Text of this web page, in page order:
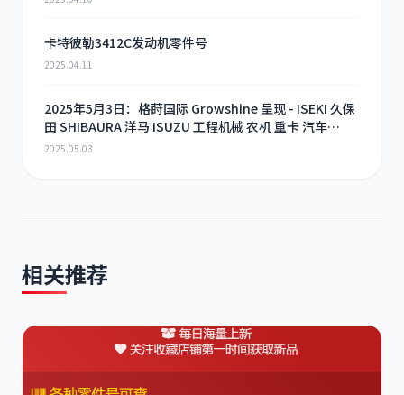
卡特彼勒3412C发动机零件号
2025.04.11
2025年5月3日：格莳国际 Growshine 呈现 - ISEKI 久保
田 SHIBAURA 洋马 ISUZU 工程机械 农机 重卡 汽车
RHF3 涡轮增压器及配件 海量现货供应
2025.05.03
相关推荐